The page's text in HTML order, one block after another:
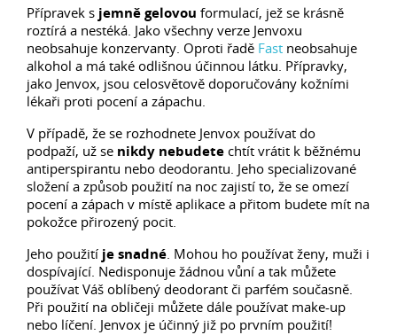
Přípravek s jemně gelovou formulací, jež se krásně
roztírá a nestéká. Jako všechny verze Jenvoxu
neobsahuje konzervanty. Oproti řadě Fast neobsahuje
alkohol a má také odlišnou účinnou látku. Přípravky,
jako Jenvox, jsou celosvětově doporučovány kožními
lékaři proti pocení a zápachu.
V případě, že se rozhodnete Jenvox používat do
podpaží, už se nikdy nebudete chtít vrátit k běžnému
antiperspirantu nebo deodorantu. Jeho specializované
složení a způsob použití na noc zajistí to, že se omezí
pocení a zápach v místě aplikace a přitom budete mít na
pokožce přirozený pocit.
Jeho použití je snadné. Mohou ho používat ženy, muži i
dospívající. Nedisponuje žádnou vůní a tak můžete
používat Váš oblíbený deodorant či parfém současně.
Při použití na obličeji můžete dále používat make-up
nebo líčení. Jenvox je účinný již po prvním použití!